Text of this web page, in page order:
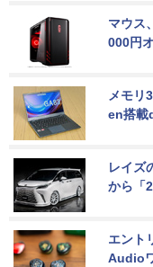
マウス
000円
メモリ
en搭載
レイズ
から「
エント
Audio